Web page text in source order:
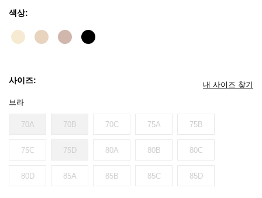
색상:
사이즈: 내 사이즈 찾기
브라
70A 70B 70C 75A 75B
75C 75D 80A 80B 80C
80D 85A 85B 85C 85D